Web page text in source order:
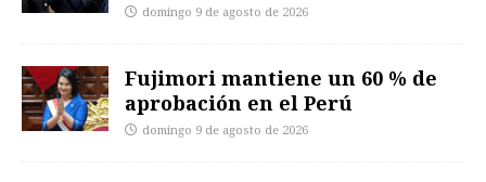
domingo 9 de agosto de 2026
Fujimori mantiene un 60 % de
aprobación en el Perú
domingo 9 de agosto de 2026